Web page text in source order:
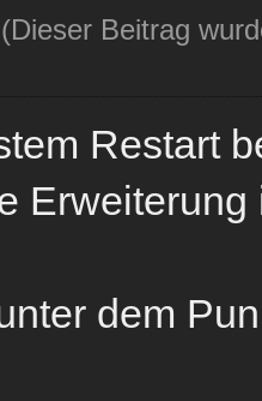
(Dieser Beitrag
Restart
dem